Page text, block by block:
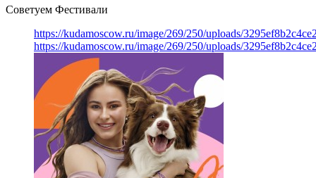
Советуем Фестивали
https://kudamoscow.ru/image/269/250/uploads/
https://kudamoscow.ru/image/269/250/uploads/